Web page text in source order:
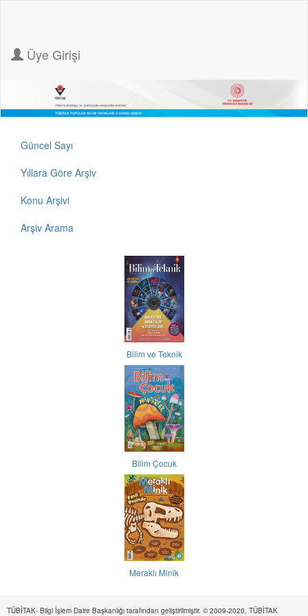
Üye Girişi
Güncel Sayı
Yıllara Göre Arşiv
Konu Arşivi
Arşiv Arama
Bilim ve Teknik
Bilim Çocuk
Meraklı Minik
TÜBİTAK- Bilgi İşlem Daire Başkanlığı tarafından geliştirilmiştir. © 2009-2020, TÜBİTAK